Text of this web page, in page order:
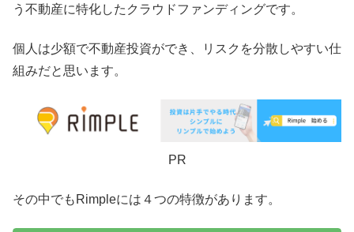
う不動産に特化したクラウドファンディングです。
個人は少額で不動産投資ができ、リスクを分散しやすい仕
組みだと思います。
PR
その中でもRimpleには４つの特徴があります。